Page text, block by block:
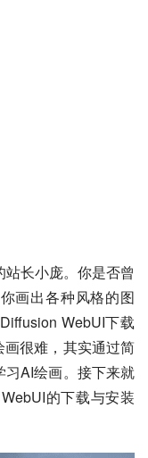
长小庞。你是否曾
画出各种风格的图
WebUI下载
很难，其实通过简
AI绘画。接下来就
的下载与安装